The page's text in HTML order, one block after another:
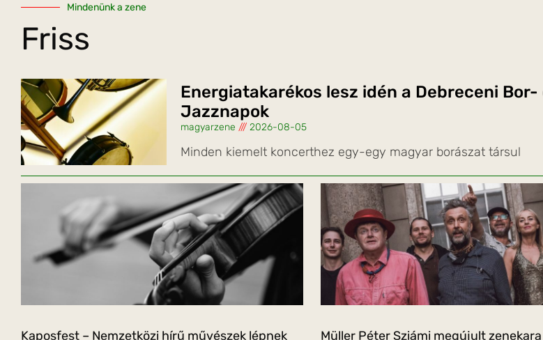
Mindenünk a zene
Friss
Energiatakarékos lesz idén a Debreceni Bor-
Jazznapok
magyarzene 2026-08-05
Minden kiemelt koncerthez egy-egy magyar borászat társul
Kaposfest – Nemzetközi hírű művészek lépnek
Müller Péter Sziámi megújult